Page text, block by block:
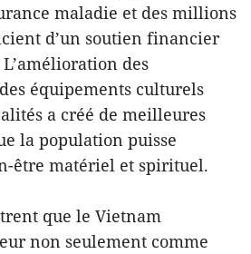
maladie et des millions
d’un soutien financier
des
équipements culturels
a créé de meilleures
la population puisse
être matériel et spirituel.
que le Vietnam
non seulement comme